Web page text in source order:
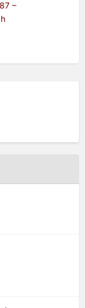
–